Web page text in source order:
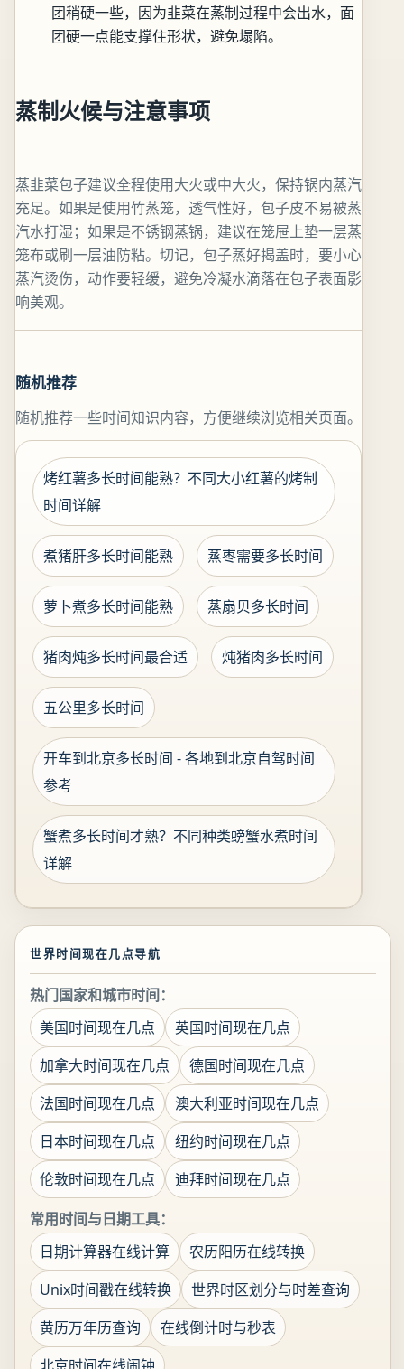
团稍硬一些，因为韭菜在蒸制过程中会出水，面
团硬一点能支撑住形状，避免塌陷。
蒸制火候与注意事项
蒸韭菜包子建议全程使用大火或中大火，保持锅内蒸汽
充足。如果是使用竹蒸笼，透气性好，包子皮不易被蒸
汽水打湿；如果是不锈钢蒸锅，建议在笼屉上垫一层蒸
笼布或刷一层油防粘。切记，包子蒸好揭盖时，要小心
蒸汽烫伤，动作要轻缓，避免冷凝水滴落在包子表面影
响美观。
随机推荐
随机推荐一些时间知识内容，方便继续浏览相关页面。
烤红薯多长时间能熟？不同大小红薯的烤制
时间详解
煮猪肝多长时间能熟 蒸枣需要多长时间
萝卜煮多长时间能熟 蒸扇贝多长时间
猪肉炖多长时间最合适 炖猪肉多长时间
五公里多长时间
开车到北京多长时间 - 各地到北京自驾时间
参考
蟹煮多长时间才熟？不同种类螃蟹水煮时间
详解
世界时间现在几点导航
热门国家和城市时间：
美国时间现在几点
英国时间现在几点
加拿大时间现在几点
德国时间现在几点
法国时间现在几点
澳大利亚时间现在几点
日本时间现在几点
纽约时间现在几点
伦敦时间现在几点
迪拜时间现在几点
常用时间与日期工具：
日期计算器在线计算
农历阳历在线转换
Unix时间戳在线转换
世界时区划分与时差查询
黄历万年历查询
在线倒计时与秒表